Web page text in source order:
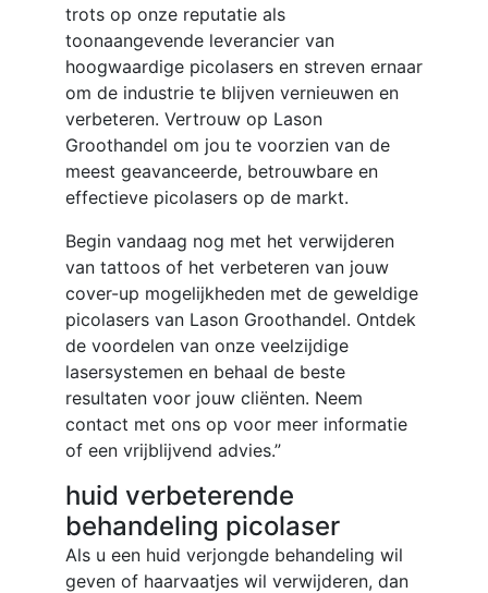
trots op onze reputatie als
toonaangevende leverancier van
hoogwaardige picolasers en streven ernaar
om de industrie te blijven vernieuwen en
verbeteren. Vertrouw op Lason
Groothandel om jou te voorzien van de
meest geavanceerde, betrouwbare en
effectieve picolasers op de markt.
Begin vandaag nog met het verwijderen
van tattoos of het verbeteren van jouw
cover-up mogelijkheden met de geweldige
picolasers van Lason Groothandel. Ontdek
de voordelen van onze veelzijdige
lasersystemen en behaal de beste
resultaten voor jouw cliënten. Neem
contact met ons op voor meer informatie
of een vrijblijvend advies.”
huid verbeterende
behandeling picolaser
Als u een huid verjongde behandeling wil
geven of haarvaatjes wil verwijderen, dan